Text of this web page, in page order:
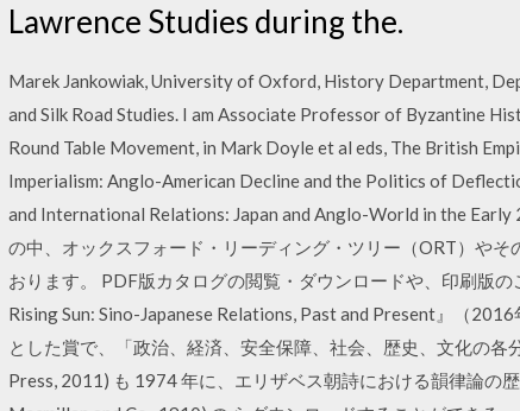
Lawrence Studies during the.
Marek Jankowiak, University of Oxford, History Department,
and Silk Road Studies. I am Associate Professor of Byzantine
Round Table Movement, in Mark Doyle et al eds, The British
Imperialism: Anglo-American Decline and the Politics of
and International Relations: Japan and Anglo-World in the
の中、オックスフォード・リーディング・ツリー（ORT）や
おります。 PDF版カタログの閲覧・ダウンロードや、印刷版
Rising Sun: Sino-Japanese Relations, Past and Present』（
とした賞で、「政治、経済、安全保障、社会、歴史、文化の
Press, 2011) も 1974 年に、エリザベス朝詩における韻律論の